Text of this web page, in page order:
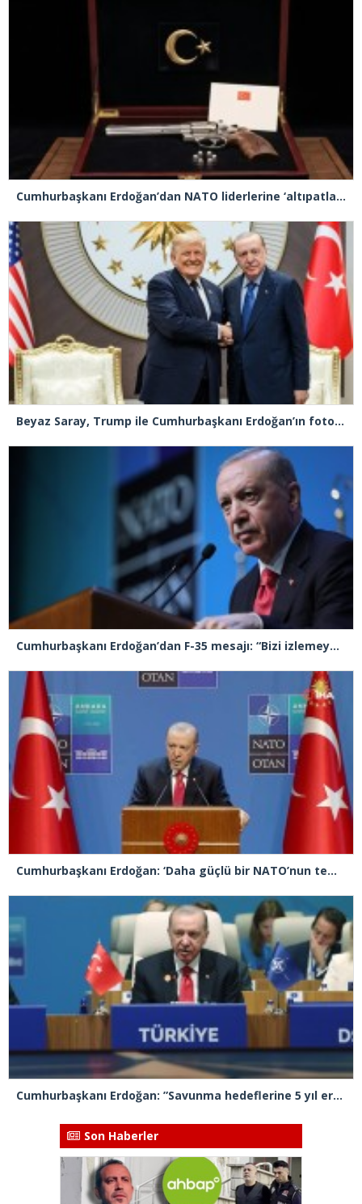
Cumhurbaşkanı Erdoğan’dan NATO liderlerine ‘altıpatlar’ model silah jesti
Beyaz Saray, Trump ile Cumhurbaşkanı Erdoğan’ın fotoğrafını paylaştı
Cumhurbaşkanı Erdoğan’dan F-35 mesajı: “Bizi izlemeye devam edin”
Cumhurbaşkanı Erdoğan: ‘Daha güçlü bir NATO’nun temellerini Ankara’da attık’
Cumhurbaşkanı Erdoğan: ”Savunma hedeflerine 5 yıl erken ulaşacağız”
Son Haberler